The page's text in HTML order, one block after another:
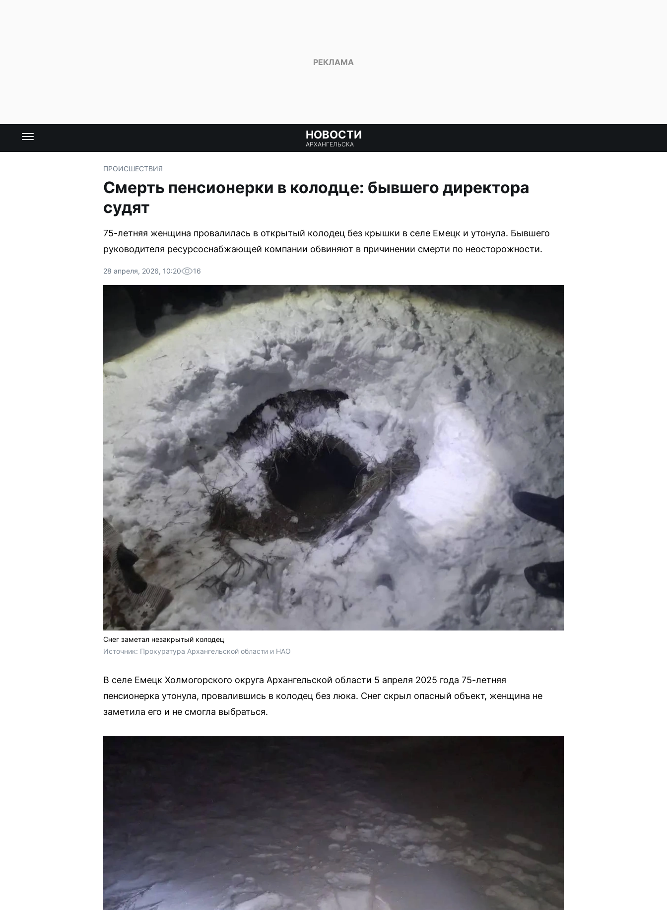
НОВОСТИ
АРХАНГЕЛЬСКА
ПРОИСШЕСТВИЯ
Смерть пенсионерки в колодце: бывшего директора
судят
75-летняя женщина провалилась в открытый колодец без крышки в селе Емецк и утонула. Бывшего
руководителя ресурсоснабжающей компании обвиняют в причинении смерти по неосторожности.
28 апреля, 2026, 10:20 16
Снег заметал незакрытый колодец
Источник: Прокуратура Архангельской области и НАО
В селе Емецк Холмогорского округа Архангельской области 5 апреля 2025 года 75-летняя
пенсионерка утонула, провалившись в колодец без люка. Снег скрыл опасный объект, женщина не
заметила его и не смогла выбраться.